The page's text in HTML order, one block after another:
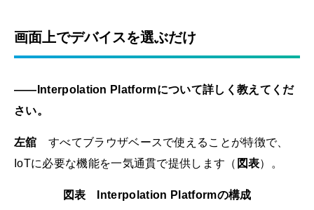
画面上でデバイスを選ぶだけ
――Interpolation Platformについて詳しく教えてくだ
さい。
左舘 すべてブラウザベースで使えることが特徴で、
IoTに必要な機能を一気通貫で提供します（ 図表）。
図表 Interpolation Platformの構成